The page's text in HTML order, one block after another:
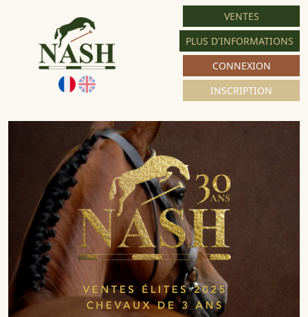
VENTES
PLUS D'INFORMATIONS
CONNEXION
INSCRIPTION